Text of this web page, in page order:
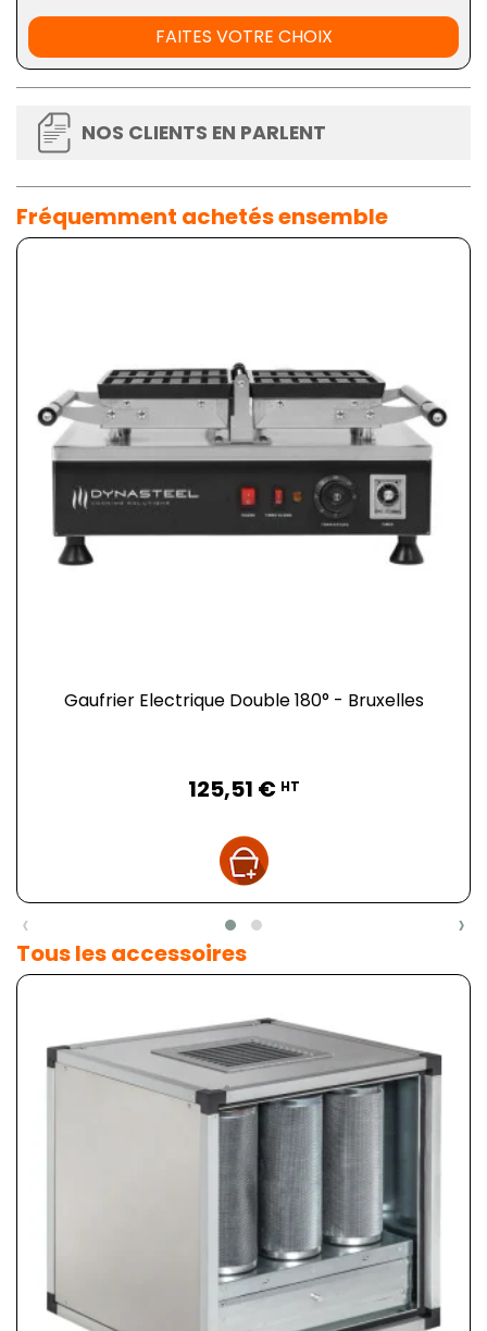
FAITES VOTRE CHOIX
NOS CLIENTS EN PARLENT
Fréquemment achetés ensemble
Gaufrier Electrique Double 180° - Bruxelles
125,51 € HT
‹ ›
Tous les accessoires